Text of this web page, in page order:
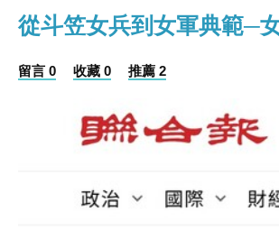
從斗笠女兵到女軍典範─
留言 0 收藏 0 推薦 2